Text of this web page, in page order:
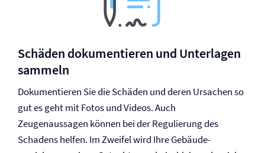
Schäden dokumentieren und Unterlagen
sammeln
Dokumentieren Sie die Schäden und deren Ursachen so
gut es geht mit Fotos und Videos. Auch
Zeugenaussagen können bei der Regulierung des
Schadens helfen. Im Zweifel wird Ihre Gebäude­